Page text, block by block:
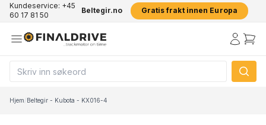
Kundeservice: +45
60 17 81 50
Beltegir.no Gratis frakt innen Europa
Hjem/Beltegir - Kubota - KX016-4